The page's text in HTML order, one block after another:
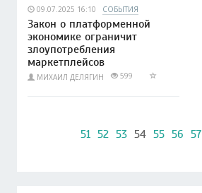
09.07.2025 16:10 СОБЫТИЯ
Закон о платформенной
экономике ограничит
злоупотребления
маркетплейсов
МИХАИЛ ДЕЛЯГИН 599
51 52 53 54 55 56 57